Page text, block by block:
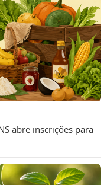
abre inscrições para